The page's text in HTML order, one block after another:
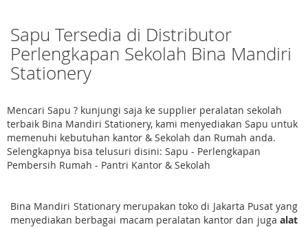
Sapu Tersedia di Distributor
Perlengkapan Sekolah Bina Mandiri
Stationery
Mencari Sapu ? kunjungi saja ke supplier peralatan sekolah
terbaik Bina Mandiri Stationery, kami menyediakan Sapu untuk
memenuhi kebutuhan kantor & Sekolah dan Rumah anda.
Selengkapnya bisa telusuri disini: Sapu - Perlengkapan
Pembersih Rumah - Pantri Kantor & Sekolah
Bina Mandiri Stationary merupakan toko di Jakarta Pusat yang
menyediakan berbagai macam peralatan kantor dan juga alat